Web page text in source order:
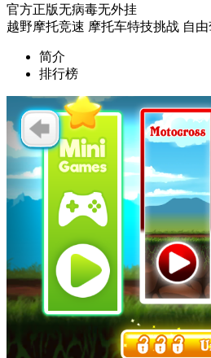
官方正版无病毒无外挂
越野摩托竞速 摩托车特技挑战 自
简介
排行榜